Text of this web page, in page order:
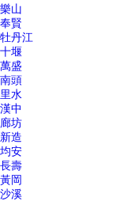
樂山
奉賢
牡丹江
十堰
萬盛
南頭
里水
漢中
廊坊
新造
均安
長壽
黃岡
沙溪